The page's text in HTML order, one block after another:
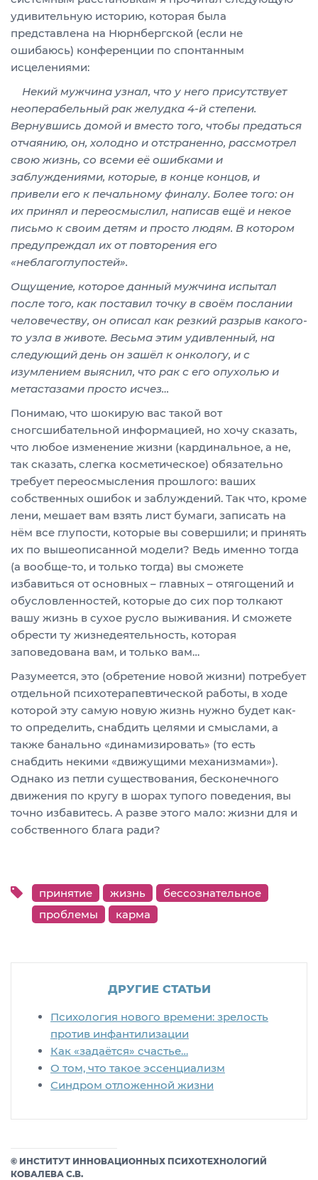
удивительную историю, которая была
представлена на Нюрнбергской (если не
ошибаюсь) конференции по спонтанным
исцелениями:
Некий мужчина узнал, что у него присутствует
неоперабельный рак желудка 4-й степени.
Вернувшись домой и вместо того, чтобы предаться
отчаянию, он, холодно и отстраненно, рассмотрел
свою жизнь, со всеми её ошибками и
заблуждениями, которые, в конце концов, и
привели его к печальному финалу. Более того: он
их принял и переосмыслил, написав ещё и некое
письмо к своим детям и просто людям. В котором
предупреждал их от повторения его
«неблагоглупостей».
Ощущение, которое данный мужчина испытал
после того, как поставил точку в своём послании
человечеству, он описал как резкий разрыв какого-
то узла в животе. Весьма этим удивленный, на
следующий день он зашёл к онкологу, и с
изумлением выяснил, что рак с его опухолью и
метастазами просто исчез…
Понимаю, что шокирую вас такой вот
сногсшибательной информацией, но хочу сказать,
что любое изменение жизни (кардинальное, а не,
так сказать, слегка косметическое) обязательно
требует переосмысления прошлого: ваших
собственных ошибок и заблуждений. Так что, кроме
лени, мешает вам взять лист бумаги, записать на
нём все глупости, которые вы совершили; и принять
их по вышеописанной модели? Ведь именно тогда
(а вообще-то, и только тогда) вы сможете
избавиться от основных – главных – отягощений и
обусловленностей, которые до сих пор толкают
вашу жизнь в сухое русло выживания. И сможете
обрести ту жизнедеятельность, которая
заповедована вам, и только вам…
Разумеется, это (обретение новой жизни) потребует
отдельной психотерапевтической работы, в ходе
которой эту самую новую жизнь нужно будет как-
то определить, снабдить целями и смыслами, а
также банально «динамизировать» (то есть
снабдить некими «движущими механизмами»).
Однако из петли существования, бесконечного
движения по кругу в шорах тупого поведения, вы
точно избавитесь. А разве этого мало: жизни для и
собственного блага ради?
принятие жизнь
бессознательное
проблемы
карма
ДРУГИЕ СТАТЬИ
Психология нового времени: зрелость
против инфантилизации
Как «задаётся» счастье…
О том, что такое эссенциализм
Синдром отложенной жизни
© ИНСТИТУТ ИННОВАЦИОННЫХ ПСИХОТЕХНОЛОГИЙ
КОВАЛЕВА С.В.